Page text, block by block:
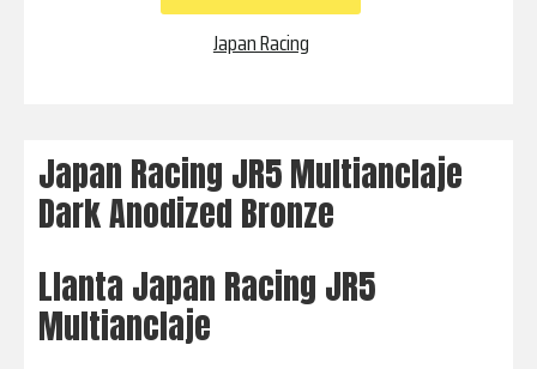
Japan Racing
Japan Racing JR5 Multianclaje
Dark Anodized Bronze
Llanta Japan Racing JR5
Multianclaje